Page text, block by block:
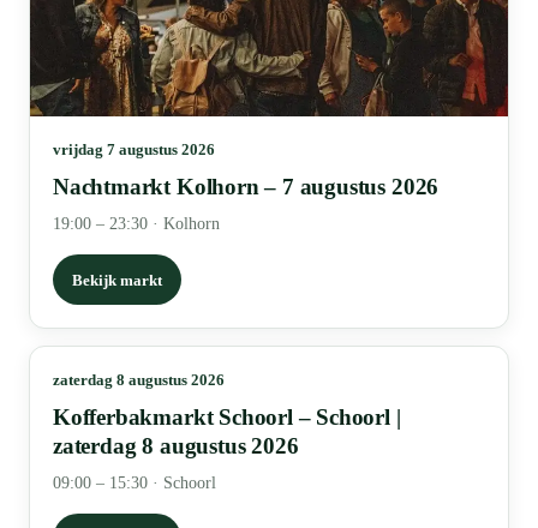
vrijdag 7 augustus 2026
Nachtmarkt Kolhorn – 7 augustus 2026
19:00 – 23:30 · Kolhorn
Bekijk markt
zaterdag 8 augustus 2026
Kofferbakmarkt Schoorl – Schoorl |
zaterdag 8 augustus 2026
09:00 – 15:30 · Schoorl